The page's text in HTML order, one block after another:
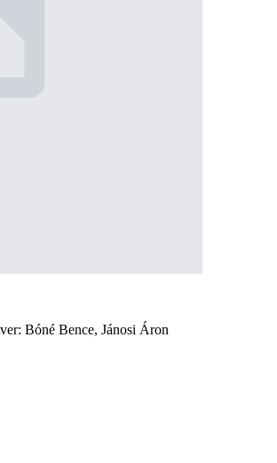
Bóné Bence, Jánosi Áron